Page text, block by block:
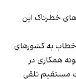
خطرناک این
خطاب به کشورهای
همکاری در
مستقیم تلقی